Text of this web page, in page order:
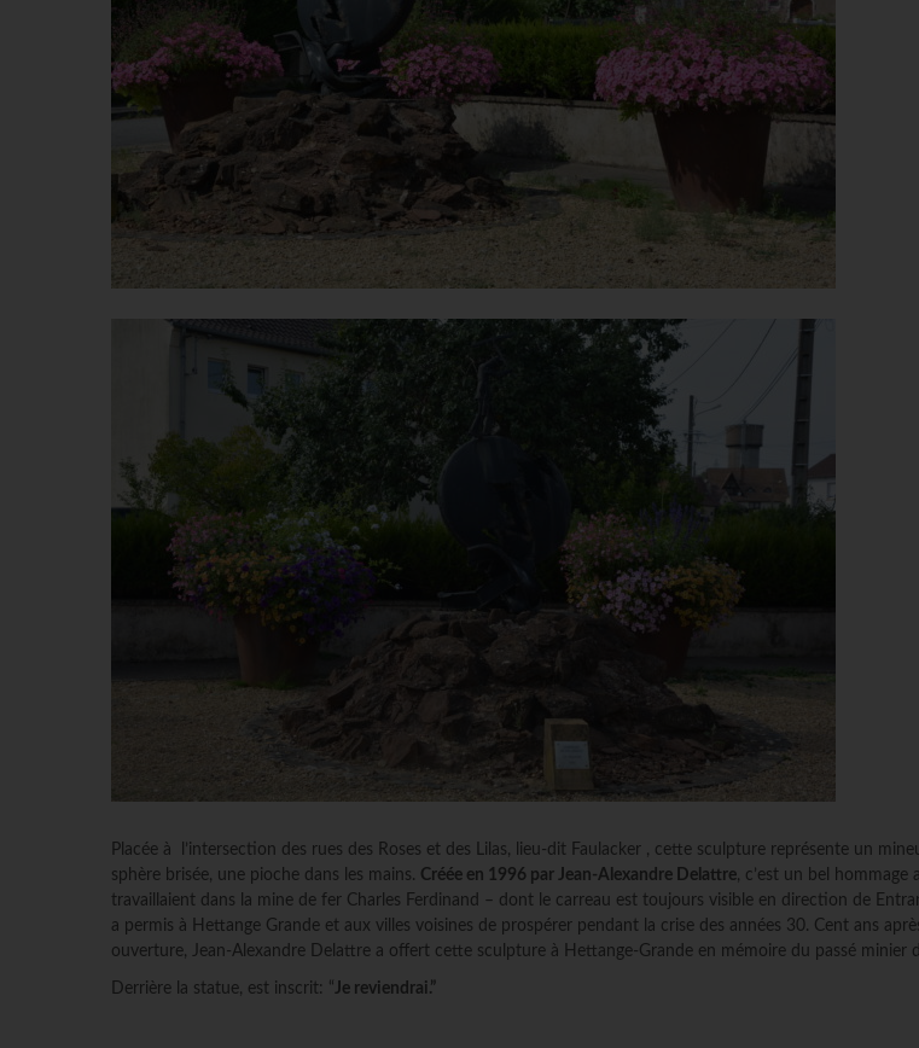
Placée à
l’intersection des rues des Roses et des Lilas, lieu-dit Faulacker , cette sculpture représente un
sphère brisée, une pioche dans les mains. Créée en 1996 par Jean-Alexandre Delattre, c’est un bel hommage
travaillaient dans la mine de fer Charles Ferdinand – dont le carreau est toujours visible en direction de
a permis à Hettange Grande et aux villes voisines de prospérer pendant la crise des années 30. Cent ans
ouverture, Jean-Alexandre Delattre a offert cette sculpture à Hettange-Grande en mémoire du passé minier
Derrière la statue, est inscrit: “Je reviendrai.”